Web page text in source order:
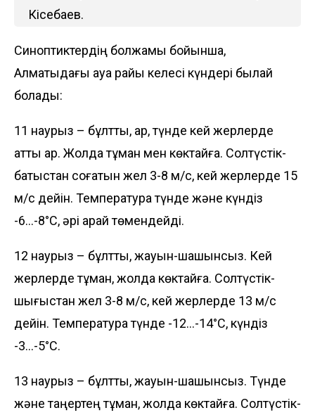
Кісебаев.
Синоптиктердің болжамы бойынша,
Алматыдағы ауа райы келесі күндері былай
болады:
11 наурыз – бұлтты, қар, түнде кей жерлерде
қатты қар. Жолда тұман мен көктайғақ. Солтүстік-
батыстан соғатын жел 3-8 м/с, кей жерлерде 15
м/с дейін. Температура түнде және күндіз
-6…-8°С, әрі қарай төмендейді.
12 наурыз – бұлтты, жауын-шашынсыз. Кей
жерлерде тұман, жолда көктайғақ. Солтүстік-
шығыстан жел 3-8 м/с, кей жерлерде 13 м/с
дейін. Температура түнде -12…-14°С, күндіз
-3…-5°С.
13 наурыз – бұлтты, жауын-шашынсыз. Түнде
және таңертең тұман, жолда көктайғақ. Солтүстік-